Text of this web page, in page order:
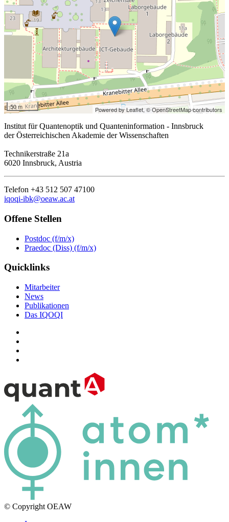
50 m Powered by Leaflet,© OpenStreetMap contributors
Institut für Quantenoptik und Quanteninformation - Innsbruck
der Österreichischen Akademie der Wissenschaften
Technikerstraße 21a
6020 Innsbruck, Austria
Telefon +43 512 507 47100
iqoqi-ibk@oeaw.ac.at
Offene Stellen
Postdoc (f/m/x)
Praedoc (Diss) (f/m/x)
Quicklinks
Mitarbeiter
News
Publikationen
Das IQOQI
© Copyright OEAW